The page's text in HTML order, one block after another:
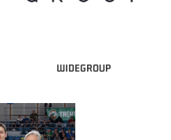
WIDEGROUP